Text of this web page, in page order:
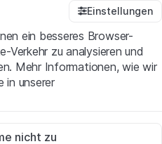
der Leonteq Securities AG
Sie die rechtlichen
Hinweise und
haben und akzeptieren.
nicht einverstanden
Einstellungen
ein besseres Browser-
Verkehr zu analysieren und
Mehr Informationen, wie wir
in unserer
erforderlich und können nicht
nicht zu